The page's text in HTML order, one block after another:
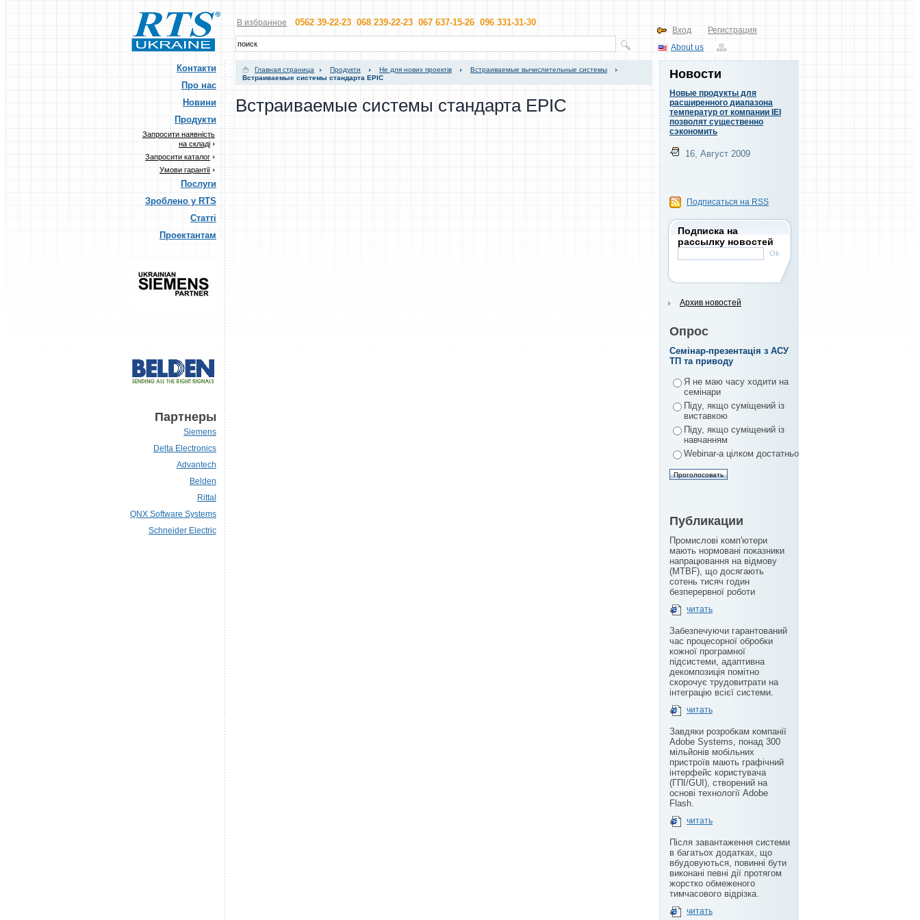
В избранное 0562 39-22-23 068 239-22-23 067 637-15-26 096 331-31-30
Вход
Регистрация
About us
Контакти
Про нас
Новини
Продукти
Запросити наявність
на складі
Запросити каталог
Умови гарантії
Послуги
Зроблено у RTS
Статті
Проектантам
Партнеры
Siemens
Delta Electronics
Advantech
Belden
Rittal
QNX Software Systems
Schneider Electric
Главная страница Продукти Не для нових проектів
Встраиваемые вычислительные системы
Встраиваемые системы стандарта EPIC
Встраиваемые системы стандарта EPIC
Новости
Новые продукты для
расширенного диапазона
температур от компании IEI
позволят существенно
сэкономить
16, Август 2009
Подписаться на RSS
Подписка на
рассылку новостей
Архив новостей
Опрос
Семінар-презентація з АСУ
ТП та приводу
Я не маю часу ходити на
семінари
Піду, якщо суміщений із
виставкою
Піду, якщо суміщений із
навчанням
Webinar-а цілком достатньо
Публикации
Промислові комп'ютери
мають нормовані показники
напрацювання на відмову
(MTBF), що досягають
сотень тисяч годин
безперервної роботи
читать
Забезпечуючи гарантований
час процесорної обробки
кожної програмної
підсистеми, адаптивна
декомпозиція помітно
скорочує трудовитрати на
інтеграцію всієї системи.
читать
Завдяки розробкам компанії
Adobe Systems, понад 300
мільйонів мобільних
пристроїв мають графічний
інтерфейс користувача
(ГПІ/GUI), створений на
основі технології Adobe
Flash.
читать
Після завантаження системи
в багатьох додатках, що
вбудовуються, повинні бути
виконані певні дії протягом
жорстко обмеженого
тимчасового відрізка.
читать